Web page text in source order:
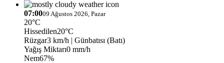
07:0009 Ağustos 2026, Pazar
20°C
Hissedilen20°C
Rüzgar3 km/h | Günbatısı (Batı)
Yağış Miktarı0 mm/h
Nem67%